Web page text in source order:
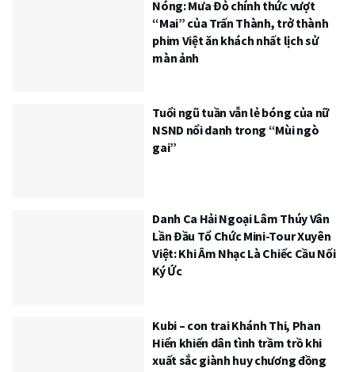
Nóng: Mưa Đỏ chính thức vượt
“Mai” của Trấn Thành, trở thành
phim Việt ăn khách nhất lịch sử
màn ảnh
Tuổi ngũ tuần vẫn lẻ bóng của nữ
NSND nổi danh trong “Mùi ngò
gai”
Danh Ca Hải Ngoại Lâm Thúy Vân
Lần Đầu Tổ Chức Mini-Tour Xuyên
Việt: Khi Âm Nhạc Là Chiếc Cầu Nối
Ký Ức
Kubi – con trai Khánh Thi, Phan
Hiển khiến dân tình trầm trồ khi
xuất sắc giành huy chương đồng